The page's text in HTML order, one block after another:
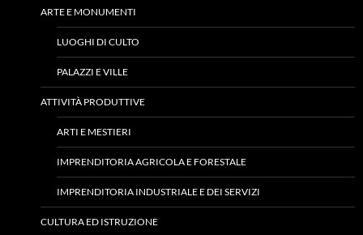
ARTE E MONUMENTI
LUOGHI DI CULTO
PALAZZI E VILLE
ATTIVITÀ PRODUTTIVE
ARTI E MESTIERI
IMPRENDITORIA AGRICOLA E FORESTALE
IMPRENDITORIA INDUSTRIALE E DEI SERVIZI
CULTURA ED ISTRUZIONE